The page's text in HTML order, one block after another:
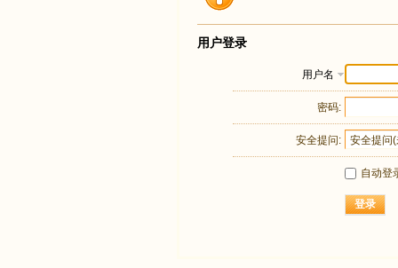
用户登录
用户名
密码:
安全提问:
自动登
登录